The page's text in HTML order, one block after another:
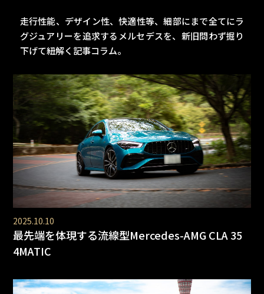
走行性能、デザイン性、快適性等、細部にまで全てにラ
グジュアリーを追求するメルセデスを、 新旧問わず掘り
下げて紐解く記事コラム。
2025.10.10
最先端を体現する流線型Mercedes-AMG CLA 35
4MATIC